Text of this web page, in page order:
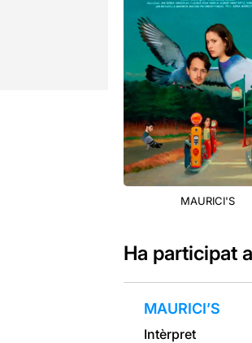
MAURICI'S
Ha participat a
MAURICI’S
Intèrpret